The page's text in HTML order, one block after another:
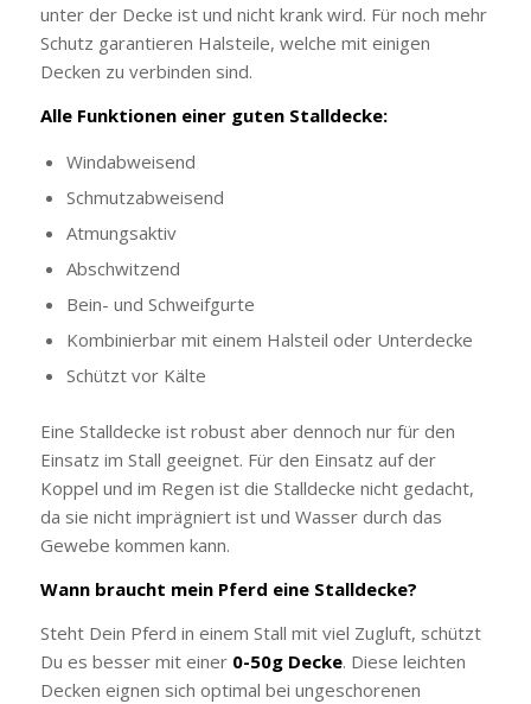
unter der Decke ist und nicht krank wird. Für noch mehr
Schutz garantieren Halsteile, welche mit einigen
Decken zu verbinden sind.
Alle Funktionen einer guten Stalldecke:
Windabweisend
Schmutzabweisend
Atmungsaktiv
Abschwitzend
Bein- und Schweifgurte
Kombinierbar mit einem Halsteil oder Unterdecke
Schützt vor Kälte
Eine Stalldecke ist robust aber dennoch nur für den
Einsatz im Stall geeignet. Für den Einsatz auf der
Koppel und im Regen ist die Stalldecke nicht gedacht,
da sie nicht imprägniert ist und Wasser durch das
Gewebe kommen kann.
Wann braucht mein Pferd eine Stalldecke?
Steht Dein Pferd in einem Stall mit viel Zugluft, schützt
Du es besser mit einer 0-50g Decke. Diese leichten
Decken eignen sich optimal bei ungeschorenen